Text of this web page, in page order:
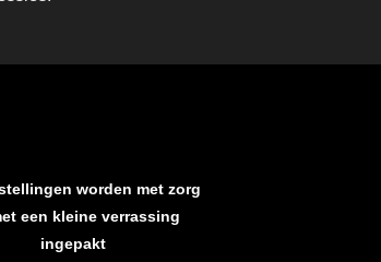
worden met zorg
een kleine verrassing
ingepakt